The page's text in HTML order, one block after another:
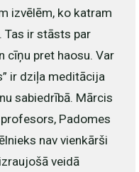
izvēlēm, ko katram
Tas ir stāsts par
cīņu pret haosu. Var
ir dziļa meditācija
sabiedrībā. Mārcis
Padomes
nav vienkārši
veidā